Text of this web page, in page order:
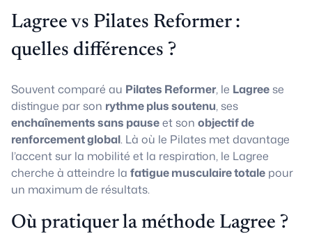
Lagree vs Pilates Reformer :
quelles différences ?
Souvent comparé au Pilates Reformer, le Lagree se
distingue par son rythme plus soutenu, ses
enchaînements sans pauseet son objectif de
renforcement global. Là où le Pilates met davantage
l’accent sur la mobilité et la respiration, le Lagree
cherche à atteindre la fatigue musculaire totale pour
un maximum de résultats.
Où pratiquer la méthode Lagree ?